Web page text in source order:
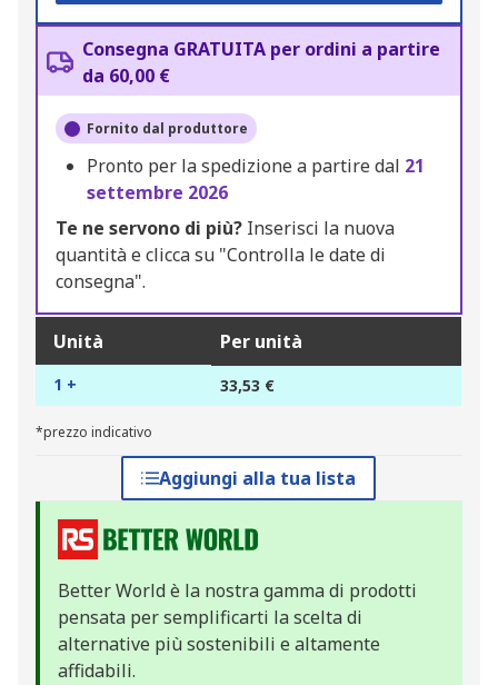
Consegna GRATUITA per ordini a partire
da 60,00 €
Fornito dal produttore
Pronto per la spedizione a partire dal 21
settembre 2026
Te ne servono di più? Inserisci la nuova
quantità e clicca su "Controlla le date di
consegna".
Unità Per unità
1 + 33,53 €
*prezzo indicativo
Aggiungi alla tua lista
Better World è la nostra gamma di prodotti
pensata per semplificarti la scelta di
alternative più sostenibili e altamente
affidabili.